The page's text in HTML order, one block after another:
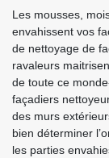
Les mousses,
envahissent vos
de nettoyage de
ravaleurs
de toute ce
façadiers
des murs
bien déterminer
les parties